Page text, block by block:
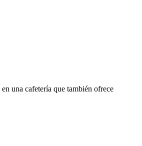
una cafetería que también ofrece